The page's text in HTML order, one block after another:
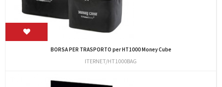
BORSA PER TRASPORTO per HT1000 Money Cube
ITERNET/HT1000BAG